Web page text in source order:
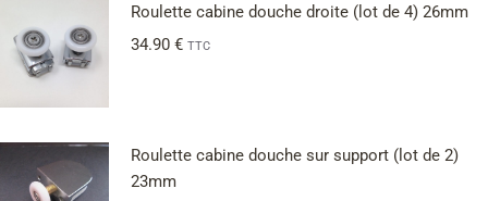
Roulette cabine douche droite (lot de 4) 26mm
34.90 € TTC
Roulette cabine douche sur support (lot de 2)
23mm